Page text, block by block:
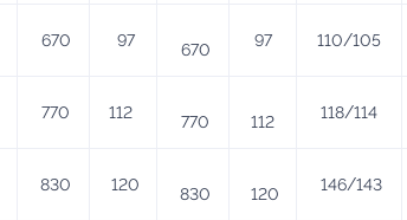
670 97 670 97 110/105
770 112 770 112 118/114
830 120 830 120 146/143